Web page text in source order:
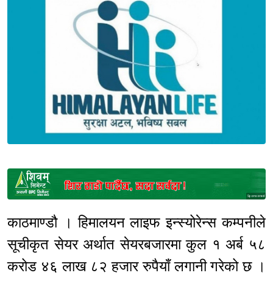
Sponsored
काठमाण्डौ । हिमालयन लाइफ इन्स्योरेन्स कम्पनीले
सूचीकृत सेयर अर्थात सेयरबजारमा कुल १ अर्ब ५८
करोड ४६ लाख ८२ हजार रुपैयाँ लगानी गरेको छ ।